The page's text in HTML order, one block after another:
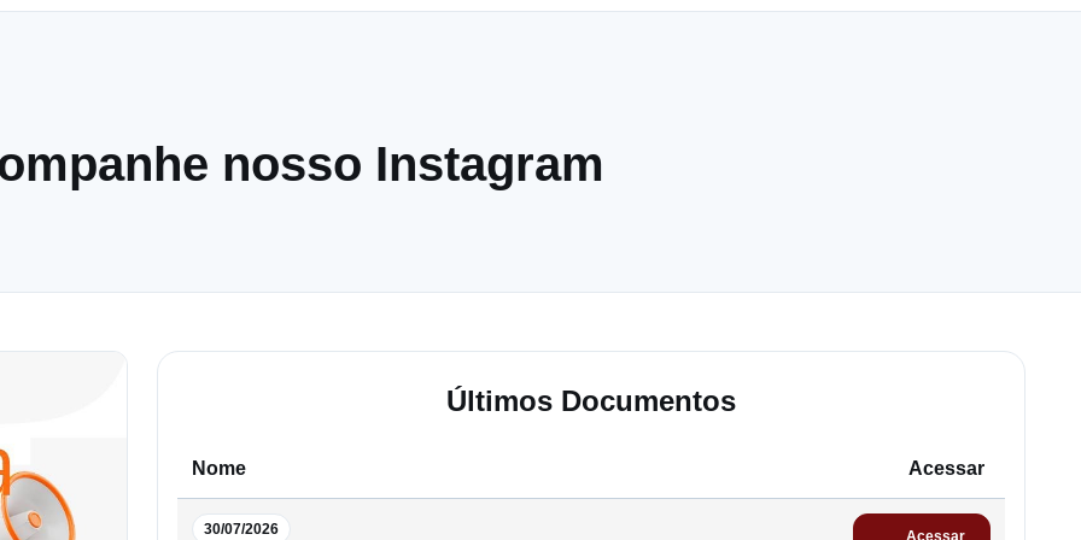
nosso Instagram
Últimos Documentos
Nome Acessar
30/07/2026 Acessar